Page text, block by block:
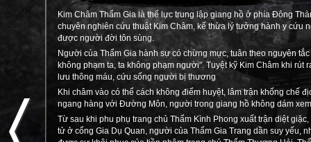
Kim Châm Thẩm Gia là thế lực trung lập giang hồ ở phía Đông
chuyên nghiên cứu thuật Kim Châm, kế thừa lý tưởng hành y cứu
được người đời tôn sùng.
Người của Thẩm Gia hành sự có chừng mực, tuân theo nguyên
không phạm ta, ta không phạm người". Tuyệt kỹ Kim Châm khi rút
lưu thông máu, cứu sống người bị thương
Khi châm vào có thể cách không điểm huyệt, lâm trận khống chế
ngang hàng với Đường Môn, người trong giang hồ không dám
Từ sau khi phu phụ trang chủ Thẩm Kình Phong xuất trận diệt
tử ở cổng Gia Dụ Quan, người của Thẩm Gia Trang dần suy yếu,